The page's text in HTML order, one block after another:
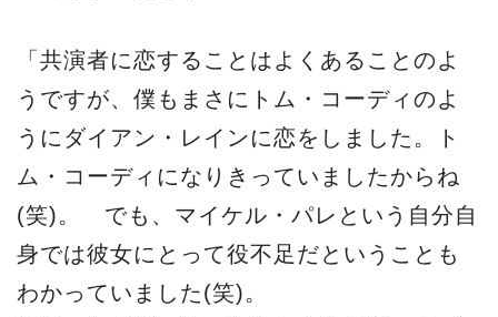
「共演者に恋することはよくあることのよ
うですが、僕もまさにトム・コーディのよ
うにダイアン・レインに恋をしました。ト
ム・コーディになりきっていましたからね
(笑)。 でも、マイケル・パレという自分自
身では彼女にとって役不足だということも
わかっていました(笑)。